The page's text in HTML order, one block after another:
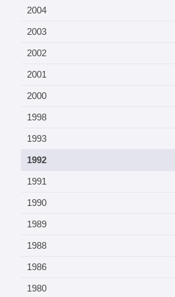
2004
2003
2002
2001
2000
1998
1993
1992
1991
1990
1989
1988
1986
1980